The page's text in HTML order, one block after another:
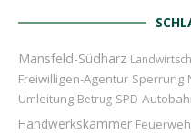
Mansfeld-Südharz
Freiwilligen-Agentur Sperrung
Umleitung Betrug SPD
Handwerkskammer